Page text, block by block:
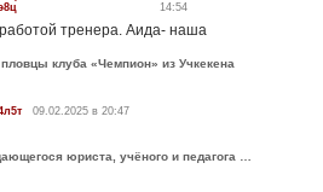
14:54
тренера. Аида- наша
клуба «Чемпион» из Учкекена
09.02.2025 в 20:47